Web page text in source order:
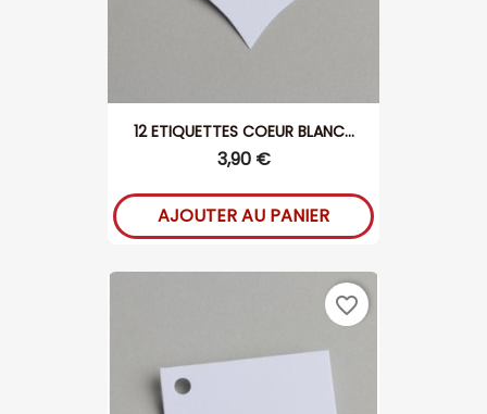
12 ETIQUETTES COEUR BLANC...
3,90 €
AJOUTER AU PANIER
favorite_border